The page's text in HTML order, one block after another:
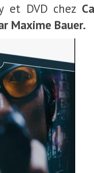
et DVD chez
Maxime Bauer.